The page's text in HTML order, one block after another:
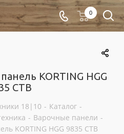
0
KORTING HGG
CTB
18|10 - Каталог -
- Варочные панели -
KORTING HGG 9835 CTB